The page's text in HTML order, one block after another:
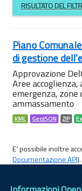
RISULTATO DEL
Piano
di gestione
Approvazione
Aree
emergenza, zone
ammassamento
KML GeoJSON ZIP
E' possibile inoltre
Documentazione API).